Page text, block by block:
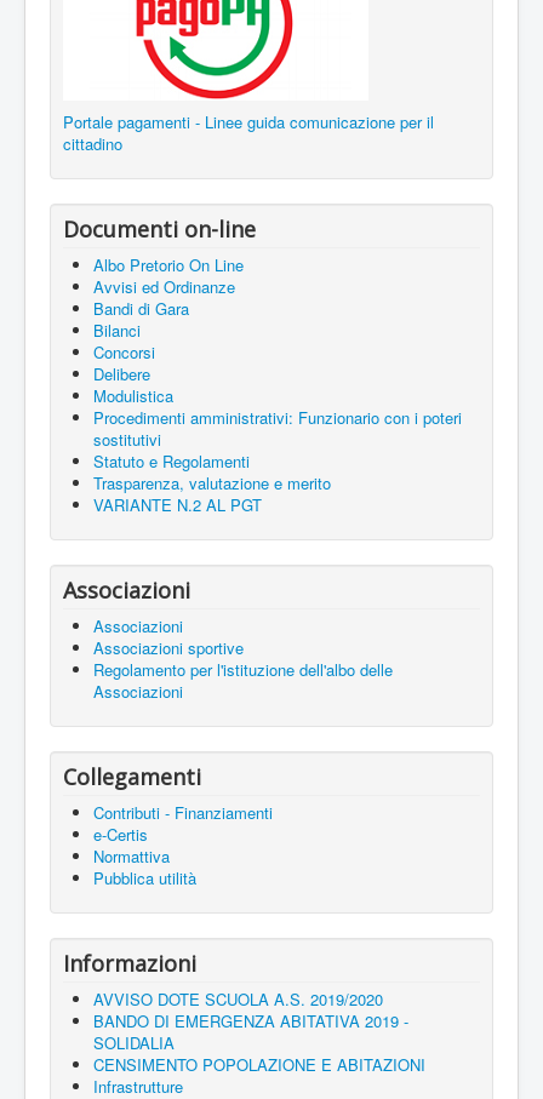
Portale pagamenti - Linee guida comunicazione per il
cittadino
Documenti on-line
Albo Pretorio On Line
Avvisi ed Ordinanze
Bandi di Gara
Bilanci
Concorsi
Delibere
Modulistica
Procedimenti amministrativi: Funzionario con i poteri
sostitutivi
Statuto e Regolamenti
Trasparenza, valutazione e merito
VARIANTE N.2 AL PGT
Associazioni
Associazioni
Associazioni sportive
Regolamento per l'istituzione dell'albo delle
Associazioni
Collegamenti
Contributi - Finanziamenti
e-Certis
Normattiva
Pubblica utilità
Informazioni
AVVISO DOTE SCUOLA A.S. 2019/2020
BANDO DI EMERGENZA ABITATIVA 2019 -
SOLIDALIA
CENSIMENTO POPOLAZIONE E ABITAZIONI
Infrastrutture